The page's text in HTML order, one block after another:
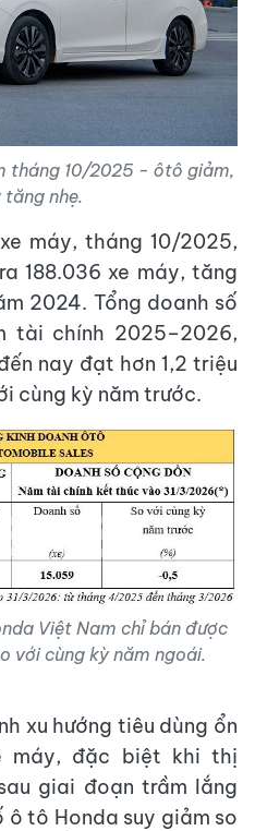
tháng 10/2025 - ôtô giảm,
nhẹ.
máy, tháng 10/2025,
188.036 xe máy, tăng
2024. Tổng doanh số
tài chính 2025–2026,
nay đạt hơn 1,2 triệu
cùng kỳ năm trước.
Việt Nam chỉ bán được
với cùng kỳ năm ngoái.
xu hướng tiêu dùng ổn
máy, đặc biệt khi thị
giai đoạn trầm lắng
ô tô Honda suy giảm so